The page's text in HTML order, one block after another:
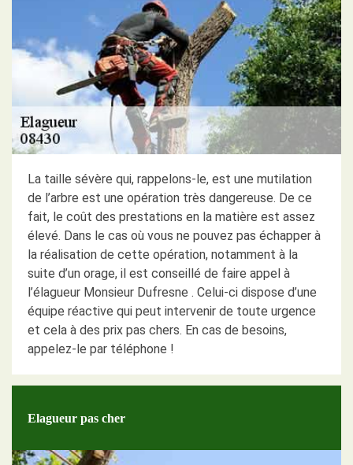
La taille sévère qui, rappelons-le, est une mutilation
de l’arbre est une opération très dangereuse. De ce
fait, le coût des prestations en la matière est assez
élevé. Dans le cas où vous ne pouvez pas échapper à
la réalisation de cette opération, notamment à la
suite d’un orage, il est conseillé de faire appel à
l’élagueur Monsieur Dufresne . Celui-ci dispose d’une
équipe réactive qui peut intervenir de toute urgence
et cela à des prix pas chers. En cas de besoins,
appelez-le par téléphone !
Elagueur pas cher